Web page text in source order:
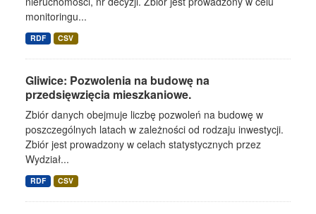
monitoringu...
RDF CSV
Gliwice: Pozwolenia na budowę na
przedsięwzięcia mieszkaniowe.
Zbiór danych obejmuje liczbę pozwoleń na budowę w
poszczególnych latach w zależności od rodzaju inwestycji.
Zbiór jest prowadzony w celach statystycznych przez
Wydział...
RDF CSV